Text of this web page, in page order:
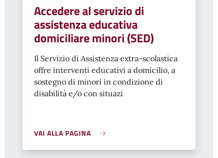
Accedere al servizio di
assistenza educativa
domiciliare minori (SED)
Il Servizio di Assistenza extra-scolastica
offre interventi educativi a domicilio, a
sostegno di minori in condizione di
disabilità e/o con situazi
VAI ALLA PAGINA